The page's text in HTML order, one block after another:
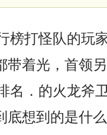
打怪队的玩
带着光，首领
名．的火龙斧
底想到的是什